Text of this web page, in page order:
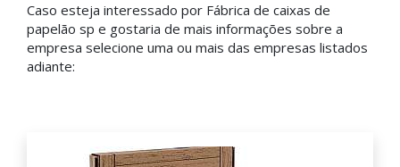
Caso esteja interessado por Fábrica de caixas de
papelão sp e gostaria de mais informações sobre a
empresa selecione uma ou mais das empresas listados
adiante: